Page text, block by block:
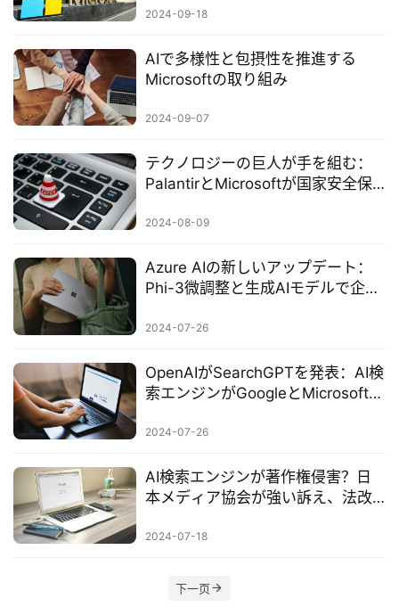
サ
ビ
ス
A
ツ
ー
ル
セ
ト
A
活
用
お
合
わ
せ
2024-09-18
AIで多様性と包摂性を推進する
Microsoftの取り組み
2024-09-07
テクノロジーの巨人が手を組む：
PalantirとMicrosoftが国家安全保
2024-08-09
Azure AIの新しいアップデート：
Phi-3微調整と生成AIモデルで企業
2024-07-26
OpenAIがSearchGPTを発表：AI検
索エンジンがGoogleとMicrosoftに
2024-07-26
AI検索エンジンが著作権侵害？日
本メディア協会が強い訴え、法改
2024-07-18
下一页